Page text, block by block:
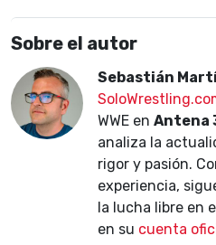
Sobre el autor
Sebastián
WWE en Antena
analiza la
rigor y pasión.
experiencia,
la lucha libre en
en su cuenta